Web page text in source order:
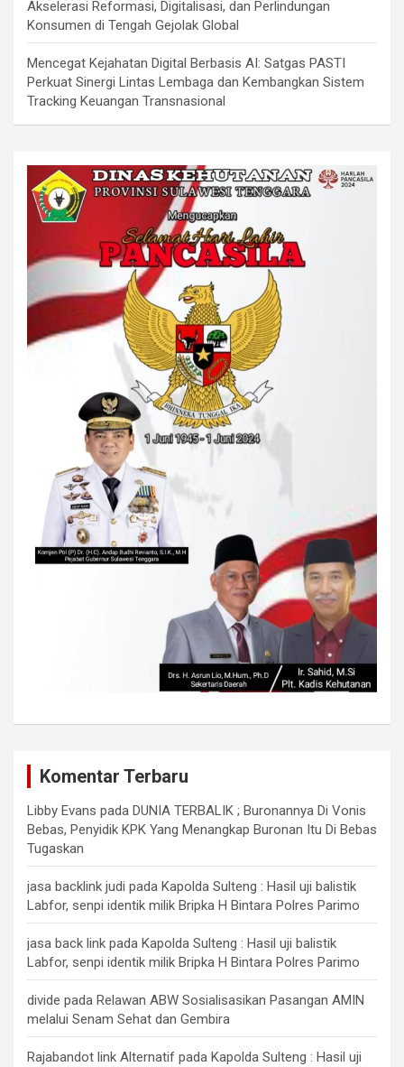
Akselerasi Reformasi, Digitalisasi, dan Perlindungan
Konsumen di Tengah Gejolak Global
Mencegat Kejahatan Digital Berbasis AI: Satgas PASTI
Perkuat Sinergi Lintas Lembaga dan Kembangkan Sistem
Tracking Keuangan Transnasional
Komentar Terbaru
Libby Evans pada DUNIA TERBALIK ; Buronannya Di Vonis
Bebas, Penyidik KPK Yang Menangkap Buronan Itu Di Bebas
Tugaskan
jasa backlink judi pada Kapolda Sulteng : Hasil uji balistik
Labfor, senpi identik milik Bripka H Bintara Polres Parimo
jasa back link pada Kapolda Sulteng : Hasil uji balistik
Labfor, senpi identik milik Bripka H Bintara Polres Parimo
divide pada Relawan ABW Sosialisasikan Pasangan AMIN
melalui Senam Sehat dan Gembira
Rajabandot link Alternatif pada Kapolda Sulteng : Hasil uji